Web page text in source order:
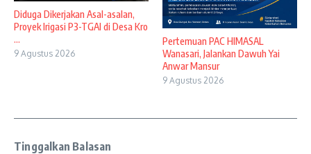
Diduga Dikerjakan Asal-asalan,
Proyek Irigasi P3-TGAI di Desa Kro
...
9 Agustus 2026
Pertemuan PAC HIMASAL
Wanasari, Jalankan Dawuh Yai
Anwar Mansur
9 Agustus 2026
Tinggalkan Balasan